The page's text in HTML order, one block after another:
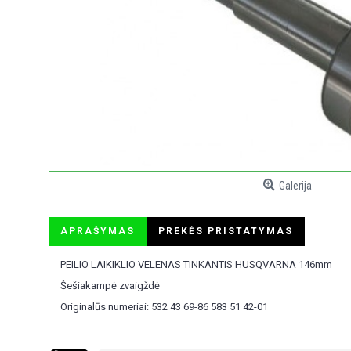
Galerija
APRAŠYMAS PREKĖS PRISTATYMAS
PEILIO LAIKIKLIO VELENAS TINKANTIS HUSQVARNA 146mm
Šešiakampė zvaigždė
Originalūs numeriai: 532 43 69-86 583 51 42-01